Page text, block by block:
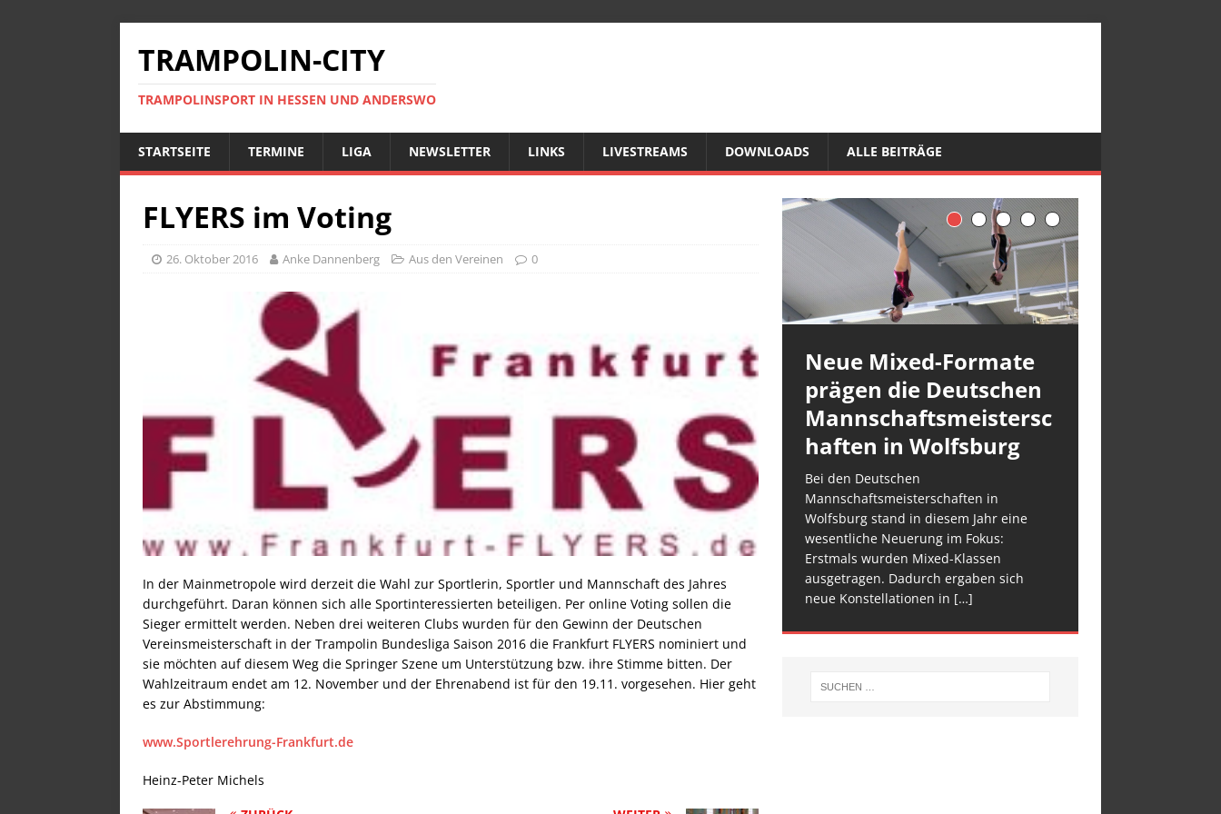
TRAMPOLIN-CITY
TRAMPOLINSPORT IN HESSEN UND ANDERSWO
STARTSEITE TERMINE LIGA NEWSLETTER LINKS LIVESTREAMS DOWNLOADS ALLE BEITRÄGE
FLYERS im Voting
26. Oktober 2016 Anke Dannenberg Aus den Vereinen 0
In der Mainmetropole wird derzeit die Wahl zur Sportlerin, Sportler und Mannschaft des Jahres
durchgeführt. Daran können sich alle Sportinteressierten beteiligen. Per online Voting sollen die
Sieger ermittelt werden. Neben drei weiteren Clubs wurden für den Gewinn der Deutschen
Vereinsmeisterschaft in der Trampolin Bundesliga Saison 2016 die Frankfurt FLYERS nominiert und
sie möchten auf diesem Weg die Springer Szene um Unterstützung bzw. ihre Stimme bitten. Der
Wahlzeitraum endet am 12. November und der Ehrenabend ist für den 19.11. vorgesehen. Hier geht
es zur Abstimmung:
www.Sportlerehrung-Frankfurt.de
Heinz-Peter Michels
Neue Mixed-Formate
prägen die Deutschen
Mannschaftsmeistersc
haften in Wolfsburg
Bei den Deutschen
Mannschaftsmeisterschaften in
Wolfsburg stand in diesem Jahr eine
wesentliche Neuerung im Fokus:
Erstmals wurden Mixed-Klassen
ausgetragen. Dadurch ergaben sich
neue Konstellationen in […]